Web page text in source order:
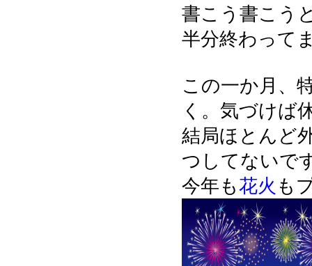
書こう書こう
半分終わって
この一か月、
く。気づけば
結局ほとんど
つしてないで
今年も花火 も